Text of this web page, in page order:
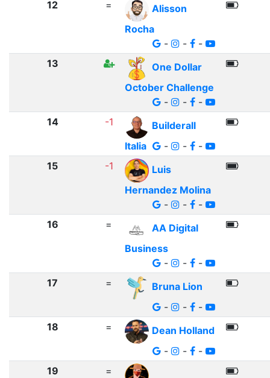
12 =
Alisson
Rocha
-
-
-
13
One Dollar
October Challenge
-
-
-
14
-1
Builderall
Italia
- -
-
15
-1
Luis
Hernandez Molina
-
-
-
16
=
AA Digital
Business
-
-
-
17
=
Bruna Lion
-
-
-
18
=
Dean Holland
-
-
-
19
=